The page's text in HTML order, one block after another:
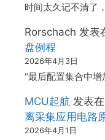
时间太久记不清了
Rorschach 发表
盘例程
2026年4月3日
“最后配置集合中
MCU起航 发表在
离采集应用电路
2026年4月1日